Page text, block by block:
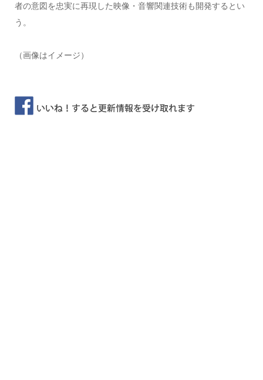
者の意図を忠実に再現した映像・音響関連技術も開発するとい
う。
（画像はイメージ）